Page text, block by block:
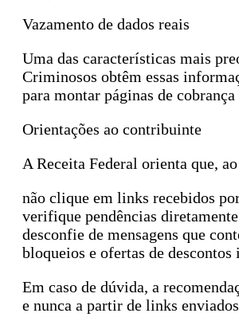
Vazamento de dados reais
Uma das características mais
Criminosos obtêm essas
para montar páginas de
Orientações ao contribuinte
A Receita Federal orienta que,
não clique em links recebidos
verifique pendências
desconfie de mensagens que
bloqueios e ofertas de descontos
Em caso de dúvida, a
e nunca a partir de links